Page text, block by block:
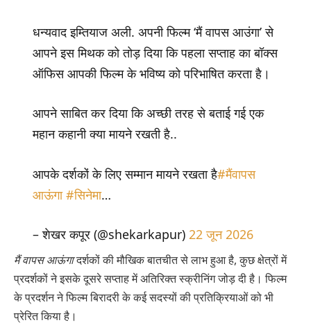
धन्यवाद इम्तियाज अली. अपनी फिल्म ‘मैं वापस आउंगा’ से
आपने इस मिथक को तोड़ दिया कि पहला सप्ताह का बॉक्स
ऑफिस आपकी फिल्म के भविष्य को परिभाषित करता है।
आपने साबित कर दिया कि अच्छी तरह से बताई गई एक
महान कहानी क्या मायने रखती है..
आपके दर्शकों के लिए सम्मान मायने रखता है#मैंवापस
आऊंगा #सिनेमा…
– शेखर कपूर (@shekarkapur) 22 जून 2026
मैं वापस आऊंगादर्शकों की मौखिक बातचीत से लाभ हुआ है, कुछ क्षेत्रों में
प्रदर्शकों ने इसके दूसरे सप्ताह में अतिरिक्त स्क्रीनिंग जोड़ दी है। फिल्म
के प्रदर्शन ने फिल्म बिरादरी के कई सदस्यों की प्रतिक्रियाओं को भी
प्रेरित किया है।